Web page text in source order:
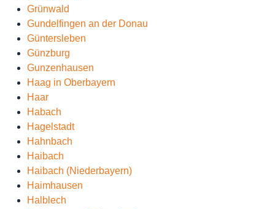
Grünwald
Gundelfingen an der Donau
Güntersleben
Günzburg
Gunzenhausen
Haag in Oberbayern
Haar
Habach
Hagelstadt
Hahnbach
Haibach
Haibach (Niederbayern)
Haimhausen
Halblech